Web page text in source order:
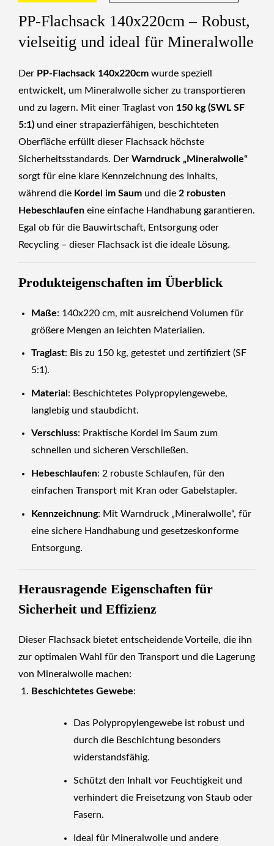
PP-Flachsack 140x220cm – Robust,
vielseitig und ideal für Mineralwolle
Der PP-Flachsack 140x220cm wurde speziell
entwickelt, um Mineralwolle sicher zu transportieren
und zu lagern. Mit einer Traglast von 150 kg (SWL SF
5:1) und einer strapazierfähigen, beschichteten
Oberfläche erfüllt dieser Flachsack höchste
Sicherheitsstandards. Der Warndruck „Mineralwolle“
sorgt für eine klare Kennzeichnung des Inhalts,
während die Kordel im Saum und die 2 robusten
Hebeschlaufen eine einfache Handhabung garantieren.
Egal ob für die Bauwirtschaft, Entsorgung oder
Recycling – dieser Flachsack ist die ideale Lösung.
Produkteigenschaften im Überblick
Maße: 140x220 cm, mit ausreichend Volumen für
größere Mengen an leichten Materialien.
Traglast: Bis zu 150 kg, getestet und zertifiziert (SF
5:1).
Material : Beschichtetes Polypropylengewebe,
langlebig und staubdicht.
Verschluss: Praktische Kordel im Saum zum
schnellen und sicheren Verschließen.
Hebeschlaufen: 2 robuste Schlaufen, für den
einfachen Transport mit Kran oder Gabelstapler.
Kennzeichnung: Mit Warndruck „Mineralwolle“, für
eine sichere Handhabung und gesetzeskonforme
Entsorgung.
Herausragende Eigenschaften für
Sicherheit und Effizienz
Dieser Flachsack bietet entscheidende Vorteile, die ihn
zur optimalen Wahl für den Transport und die Lagerung
von Mineralwolle machen:
Beschichtetes Gewebe:
Das Polypropylengewebe ist robust und
durch die Beschichtung besonders
widerstandsfähig.
Schützt den Inhalt vor Feuchtigkeit und
verhindert die Freisetzung von Staub oder
Fasern.
Ideal für Mineralwolle und andere